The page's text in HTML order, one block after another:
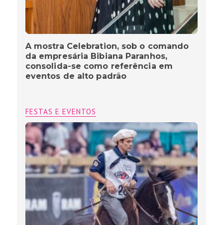
A mostra Celebration, sob o comando
da empresária Bibiana Paranhos,
consolida-se como referência em
eventos de alto padrão
FESTAS E EVENTOS